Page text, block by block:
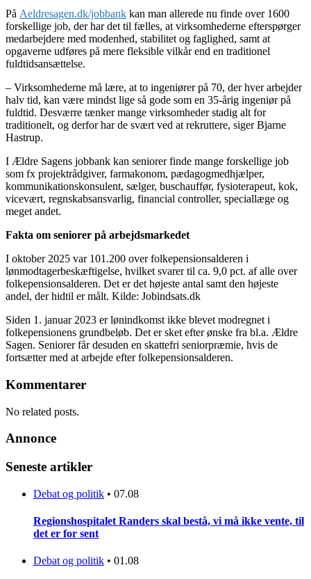
På Aeldresagen.dk/jobbank kan man allerede nu finde over 1600
forskellige job, der har det til fælles, at virksomhederne efterspørger
medarbejdere med modenhed, stabilitet og faglighed, samt at
opgaverne udføres på mere fleksible vilkår end en traditionel
fuldtidsansættelse.
– Virksomhederne må lære, at to ingeniører på 70, der hver arbejder
halv tid, kan være mindst lige så gode som en 35-årig ingeniør på
fuldtid. Desværre tænker mange virksomheder stadig alt for
traditionelt, og derfor har de svært ved at rekruttere, siger Bjarne
Hastrup.
I Ældre Sagens jobbank kan seniorer finde mange forskellige job
som fx projektrådgiver, farmakonom, pædagogmedhjælper,
kommunikationskonsulent, sælger, buschauffør, fysioterapeut, kok,
vicevært, regnskabsansvarlig, financial controller, speciallæge og
meget andet.
Fakta om seniorer på arbejdsmarkedet
I oktober 2025 var 101.200 over folkepensionsalderen i
lønmodtagerbeskæftigelse, hvilket svarer til ca. 9,0 pct. af alle over
folkepensionsalderen. Det er det højeste antal samt den højeste
andel, der hidtil er målt. Kilde: Jobindsats.dk
Siden 1. januar 2023 er lønindkomst ikke blevet modregnet i
folkepensionens grundbeløb. Det er sket efter ønske fra bl.a. Ældre
Sagen. Seniorer får desuden en skattefri seniorpræmie, hvis de
fortsætter med at arbejde efter folkepensionsalderen.
Kommentarer
No related posts.
Annonce
Seneste artikler
Debat og politik • 07.08
Regionshospitalet Randers skal bestå, vi må ikke vente, til
det er for sent
Debat og politik • 01.08